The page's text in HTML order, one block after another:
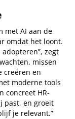
met AI aan de
omdat het loont.
zegt
missen
creëren en
moderne tools
concreet HR-
past, en groeit
je relevant.”